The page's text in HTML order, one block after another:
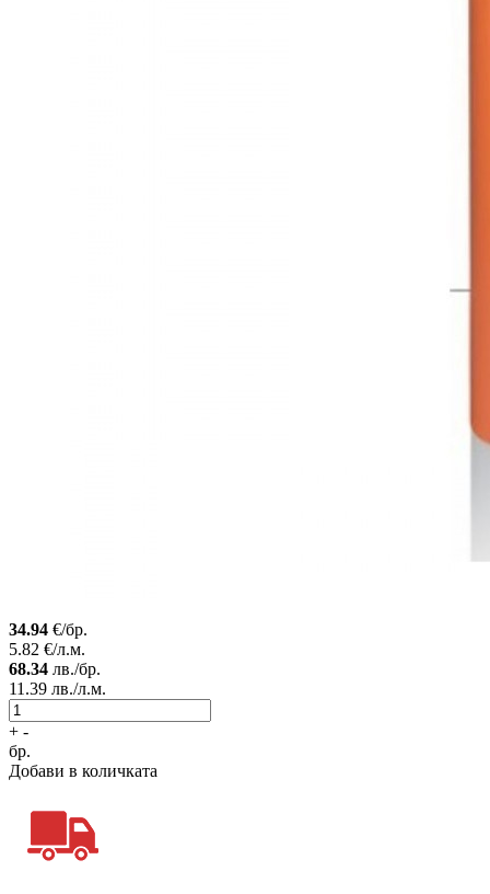
34.94 €/бр.
5.82 €/л.м.
68.34 лв./бр.
11.39 лв./л.м.
+ -
бр.
Добави в количката